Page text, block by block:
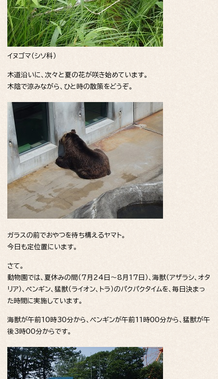
イヌゴマ（シソ科）
木道沿いに、次々と夏の花が咲き始めています。
木陰で涼みながら、ひと時の散策をどうぞ。
ガラスの前でおやつを待ち構えるヤマト。
今日も定位置にいます。
さて。
動物園では、夏休みの間（7月24日～8月17日）、海獣（アザラシ、オタ
リア）、ペンギン、猛獣（ライオン、トラ）のパクパクタイムを、毎日決まっ
た時間に実施しています。
海獣が午前10時30分から、ペンギンが午前11時00分から、猛獣が午
後3時00分からです。